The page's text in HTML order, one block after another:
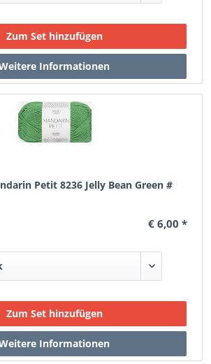
Petit 8236 Jelly Bean Green #
€ 6,00 *